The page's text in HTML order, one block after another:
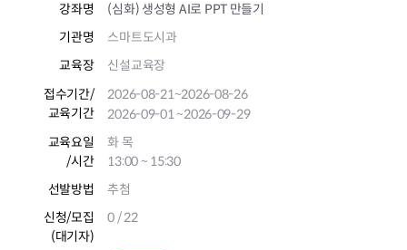
강좌명
(심화) 생성형 AI로 PPT 만들기
기관명
스마트도시과
교육장
신설교육장
접수기간/
교육기간
2026-08-21~2026-08-26
2026-09-01~2026-09-29
교육요일
/시간
화 목
13:00 ~ 15:30
선발방법
추첨
신청/모집
(대기자)
0 / 22